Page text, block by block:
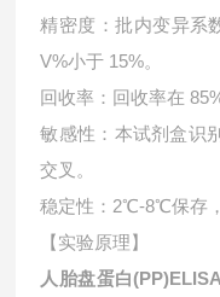
精密度：批内变异系
V%小于 15%。
回收率：回收率在
敏感性：本试剂盒识
交叉。
稳定性：2℃-8℃保存
【实验原理】
人胎盘蛋白